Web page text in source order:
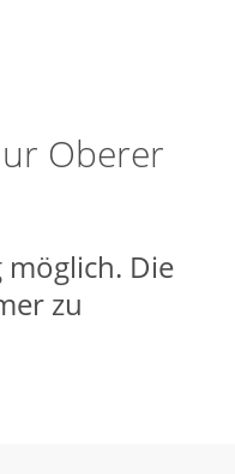
Oberer
möglich. Die
zu